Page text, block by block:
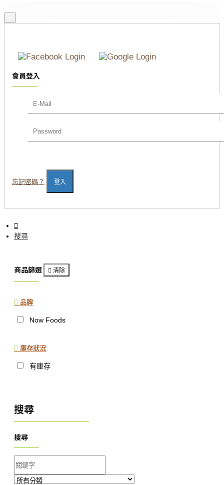
會員登入
忘記密碼？ 登入
搜尋
商品篩選 清除
品牌
Now Foods
庫存狀況
有庫存
搜尋
搜尋